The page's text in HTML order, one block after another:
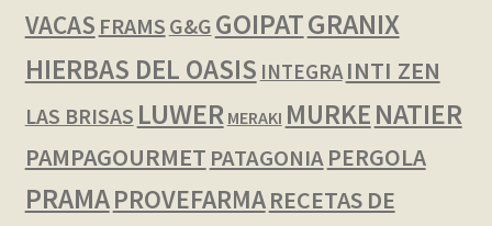
VACAS FRAMS G&G GOIPATGRANIX
HIERBAS DEL OASIS INTEGRA INTI ZEN
LAS BRISAS LUWER MERAKI MURKENATIER
PAMPAGOURMET PATAGONIA PERGOLA
PRAMAPROVEFARMARECETAS DE